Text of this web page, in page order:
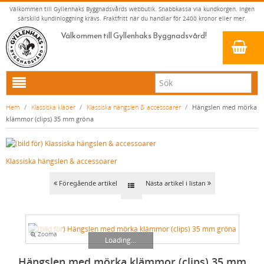
Välkommen till Gyllenhaks Byggnadsvårds webbutik. Snabbkassa via kundkorgen. Ingen
särskild kundinloggning krävs. Fraktfritt när du handlar för 2400 kronor eller mer.
Välkommen till Gyllenhaks Byggnadsvård!
HEM
NYA PRODUKTER
LINOLJEFÄRG & SLAMFÄRG MED MERA
LINOLJEFÄRGER
VITA KULÖRER
GULA KULÖRER
RÖDA KULÖRER
GRÖNA KULÖRER
MATTA LINOLJEFÄRGER
KONSTNÄRSFÄRGER
VITT
GULT/ORANGE
LACK, LASYRER, FERNISSOR & OLJOR
LINOLJESÅPA OCH MÅLARTVÄTT
KLASSISKA KLÄDER
RESISTANT WORK WEAR
VÄSTAR
BYXOR
JACKOR, ANORAKER OCH BUSSARONGER
Hem / Klassiska kläder / Klassiska hängslen & accessoarer / Hängslen med mörka
klämmor (clips) 35 mm gröna
Klassiska hängslen & accessoarer
Föregående artikel Nästa artikel i listan
Loading...
Zooma